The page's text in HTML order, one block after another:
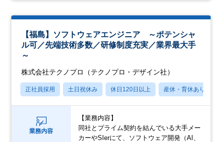
【福島】ソフトウェアエンジニア ～ポテンシャ
ル可／先端技術多数／研修制度充実／業界最大手
～
株式会社テクノプロ（テクノプロ・デザイン社）
正社員採用 土日祝休み 休日120日以上 産休・育休あり
業務内容
【業務内容】
同社とプライム契約を結んでいる大手メー
カーやSIerにて、ソフトウェア開発（AI、